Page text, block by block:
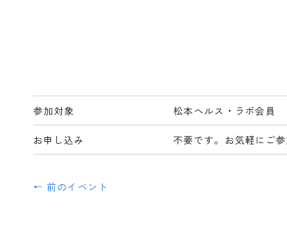
参加対象 松本ヘルス・ラボ会員
お申し込み 不要です。お気軽にご参
← 前のイベント